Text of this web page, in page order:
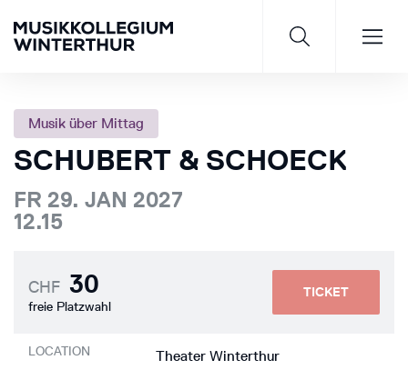
Musik über Mittag
SCHUBERT & SCHOECK
FR 29. JAN 2027
12.15
CHF 30
freie Platzwahl
TICKET
LOCATION Theater Winterthur